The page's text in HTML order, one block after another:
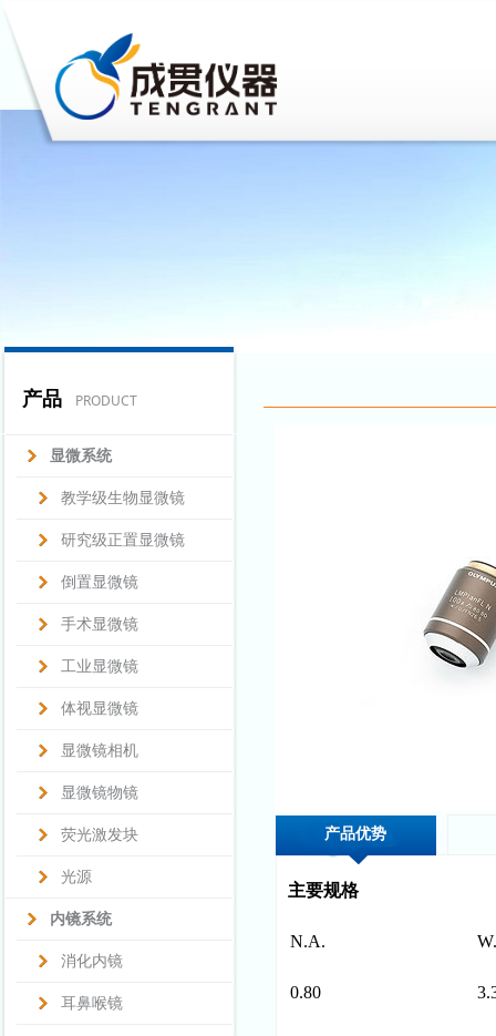
产品 PRODUCT
显微系统
教学级生物显微镜
研究级正置显微镜
倒置显微镜
手术显微镜
工业显微镜
体视显微镜
显微镜相机
显微镜物镜
荧光激发块
光源
内镜系统
消化内镜
耳鼻喉镜
产品优势
主要规格
N.A.
0.80